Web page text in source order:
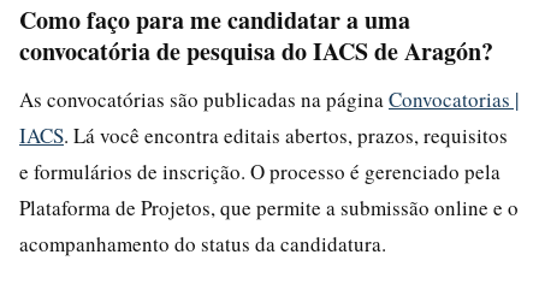
Como faço para me candidatar a uma
convocatória de pesquisa do IACS de Aragón?
As convocatórias são publicadas na página Convocatorias |
IACS. Lá você encontra editais abertos, prazos, requisitos
e formulários de inscrição. O processo é gerenciado pela
Plataforma de Projetos, que permite a submissão online e o
acompanhamento do status da candidatura.